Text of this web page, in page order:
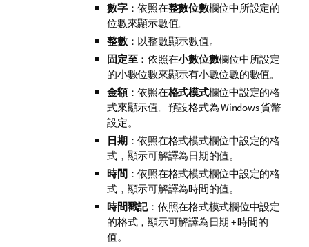
數字：依照在整數位數欄位中所設定的
位數來顯示數值。
整數：以整數顯示數值。
固定至：依照在小數位數欄位中所設定
的小數位數來顯示有小數位數的數值。
金額：依照在格式模式欄位中設定的格
式來顯示值。預設格式為 Windows 貨幣
設定。
日期：依照在格式模式欄位中設定的格
式，顯示可解譯為日期的值。
時間：依照在格式模式欄位中設定的格
式，顯示可解譯為時間的值。
時間戳記：依照在格式模式欄位中設定
的格式，顯示可解譯為日期 + 時間的
值。